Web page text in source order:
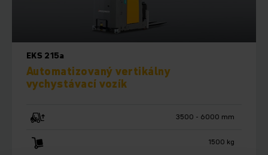
EKS 215a
Automatizovaný vertikálny
vychystávací vozík
3500 - 6000 mm
1500 kg